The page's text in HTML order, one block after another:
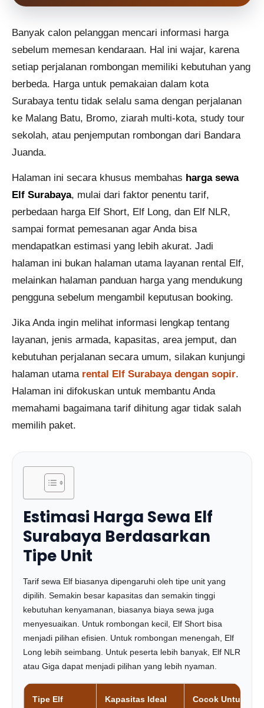
Banyak calon pelanggan mencari informasi harga
sebelum memesan kendaraan. Hal ini wajar, karena
setiap perjalanan rombongan memiliki kebutuhan yang
berbeda. Harga untuk pemakaian dalam kota
Surabaya tentu tidak selalu sama dengan perjalanan
ke Malang Batu, Bromo, ziarah multi-kota, study tour
sekolah, atau penjemputan rombongan dari Bandara
Juanda.
Halaman ini secara khusus membahas harga sewa
Elf Surabaya, mulai dari faktor penentu tarif,
perbedaan harga Elf Short, Elf Long, dan Elf NLR,
sampai format pemesanan agar Anda bisa
mendapatkan estimasi yang lebih akurat. Jadi
halaman ini bukan halaman utama layanan rental Elf,
melainkan halaman panduan harga yang mendukung
pengguna sebelum mengambil keputusan booking.
Jika Anda ingin melihat informasi lengkap tentang
layanan, jenis armada, kapasitas, area jemput, dan
kebutuhan perjalanan secara umum, silakan kunjungi
halaman utama rental Elf Surabaya dengan sopir.
Halaman ini difokuskan untuk membantu Anda
memahami bagaimana tarif dihitung agar tidak salah
memilih paket.
Estimasi Harga Sewa Elf
Surabaya Berdasarkan
Tipe Unit
Tarif sewa Elf biasanya dipengaruhi oleh tipe unit yang
dipilih. Semakin besar kapasitas dan semakin tinggi
kebutuhan kenyamanan, biasanya biaya sewa juga
menyesuaikan. Untuk rombongan kecil, Elf Short bisa
menjadi pilihan efisien. Untuk rombongan menengah, Elf
Long lebih seimbang. Untuk peserta lebih banyak, Elf NLR
atau Giga dapat menjadi pilihan yang lebih nyaman.
Tipe Elf Kapasitas Ideal Cocok Untuk